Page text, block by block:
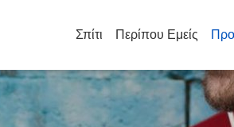
Σπίτι Περίπου Εμείς